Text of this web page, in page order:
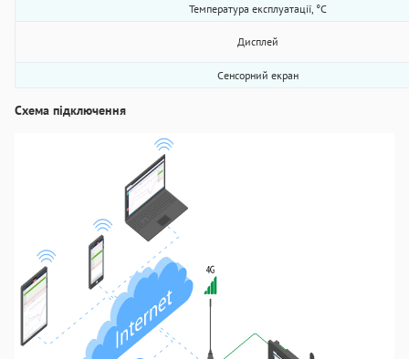
Температура експлуатації, °C
Дисплей
Сенсорний екран
Схема підключення